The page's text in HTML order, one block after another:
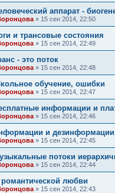
аппарат -
» 15 сен 2014, 22:50
и трансовые состояния
» 15 сен 2014, 22:49
- это поток
» 15 сен 2014, 22:48
обучение, ошибки
» 15 сен 2014, 22:47
информации и
» 15 сен 2014, 22:46
и дезинформации
» 15 сен 2014, 22:45
потоки
» 15 сен 2014, 22:44
романтической любви
» 15 сен 2014, 22:43